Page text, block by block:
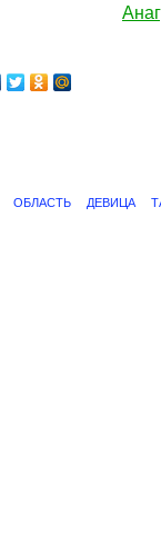
ОБЛАСТЬ ДЕВИЦА